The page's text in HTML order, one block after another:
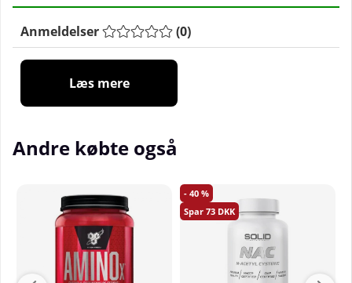
Anmeldelser (0)
Læs mere
Andre købte også
40
73